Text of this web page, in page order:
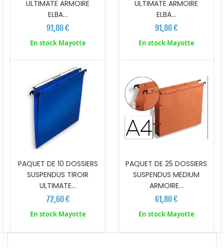
ULTIMATE ARMOIRE
ELBA...
91,80 €
En stock Mayotte
ULTIMATE ARMOIRE
ELBA...
91,80 €
En stock Mayotte
PAQUET DE 10 DOSSIERS
SUSPENDUS TIROIR
ULTIMATE...
72,60 €
En stock Mayotte
PAQUET DE 25 DOSSIERS
SUSPENDUS MEDIUM
ARMOIRE...
61,80 €
En stock Mayotte